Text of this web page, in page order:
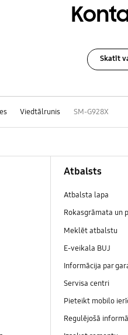
Skatīt
Viedtālrunis SM-G928X
Atbalsts
Atbalsta lapa
Rokasgrāmata un
Meklēt atbalstu
E-veikala BUJ
Informācija par
Servisa centri
Pieteikt mobilo
Regulējošā